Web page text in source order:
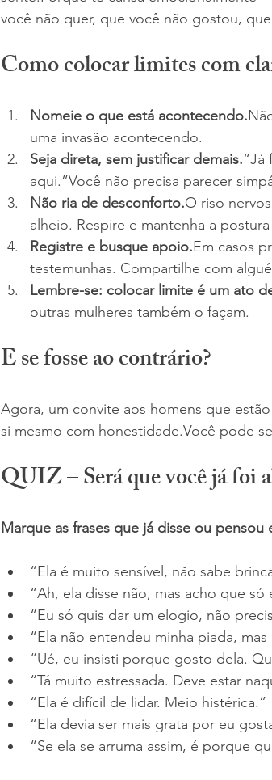
você não quer, que você não gostou,
Como colocar limites com
Nomeie o que está acontecendo.
uma invasão acontecendo.
Seja direta, sem justificar demais.“Já
aqui.”Você não precisa parecer
Não ria de desconforto.O riso
alheio. Respire e mantenha a
Registre e busque apoio.Em casos
testemunhas. Compartilhe com
Lembre-se: colocar limite é um ato
outras mulheres também o façam.
E se fosse ao contrário?
Agora, um convite aos homens que
si mesmo com honestidade.Você pode
QUIZ – Será que você já foi
Marque as frases que já disse ou pensou
“Ela é muito sensível, não sabe
“Ah, ela disse não, mas acho que só
“Eu só quis dar um elogio, não
“Ela não entendeu minha piada,
“Ué, eu insisti porque gosto dela.
“Tá muito estressada. Deve estar
“Ela é difícil de lidar. Meio histérica.”
“Ela devia ser mais grata por eu
“Se ela se arruma assim, é porque